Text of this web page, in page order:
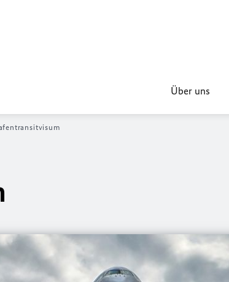
Über uns